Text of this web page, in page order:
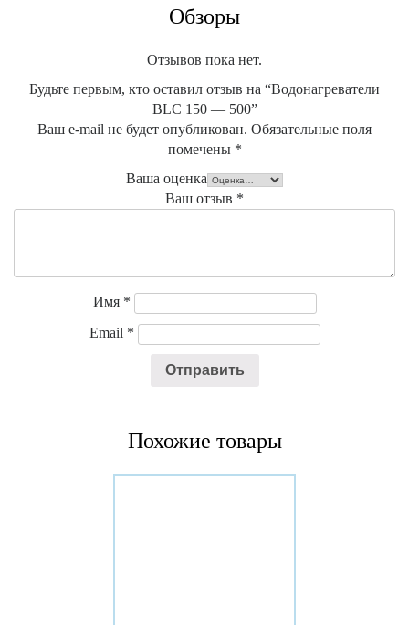
Обзоры
Отзывов пока нет.
Будьте первым, кто оставил отзыв на “Водонагреватели
BLC 150 — 500”
Ваш e-mail не будет опубликован. Обязательные поля
помечены *
Ваша оценка
Ваш отзыв *
Имя *
Email *
Похожие товары